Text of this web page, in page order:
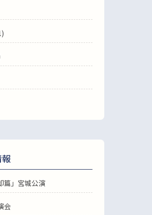
篇」宮城公演
会